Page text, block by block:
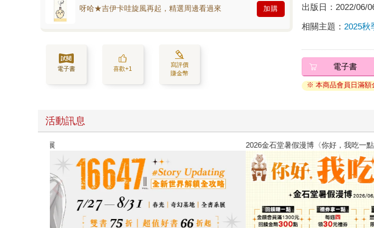
呀哈★吉伊卡哇旋風再起，精選周邊看過來 加購
電子書 喜歡+1
寫評價
賺金幣
出版日： 2022/06/
相關主題： 2025秋
電子書
※ 本商品會員日滿額
活動訊息
2026金石